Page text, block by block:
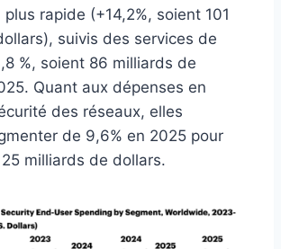
rapide (+14,2%, soient 101
suivis des services de
%, soient 86 milliards de
Quant aux dépenses en
des réseaux, elles
de 9,6% en 2025 pour
milliards de dollars.